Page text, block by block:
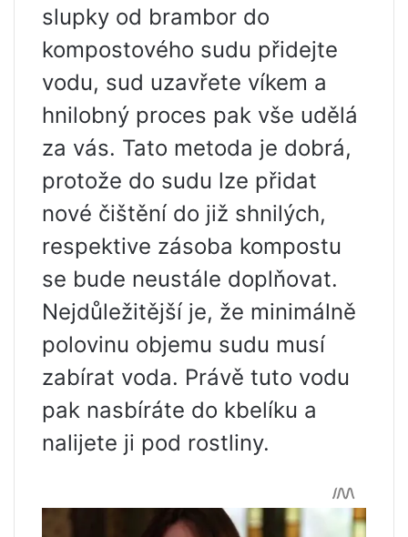
slupky od brambor do
kompostového sudu přidejte
vodu, sud uzavřete víkem a
hnilobný proces pak vše udělá
za vás. Tato metoda je dobrá,
protože do sudu lze přidat
nové čištění do již shnilých,
respektive zásoba kompostu
se bude neustále doplňovat.
Nejdůležitější je, že minimálně
polovinu objemu sudu musí
zabírat voda. Právě tuto vodu
pak nasbíráte do kbelíku a
nalijete ji pod rostliny.